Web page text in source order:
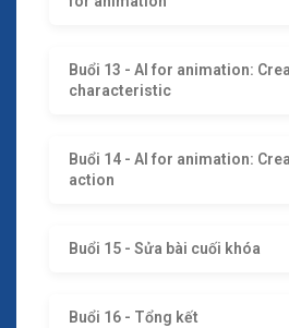
Buổi 13 - AI for animation:
characteristic
Buổi 14 - AI for animation:
action
Buổi 15 - Sửa bài cuối khóa
Buổi 16 - Tổng kết